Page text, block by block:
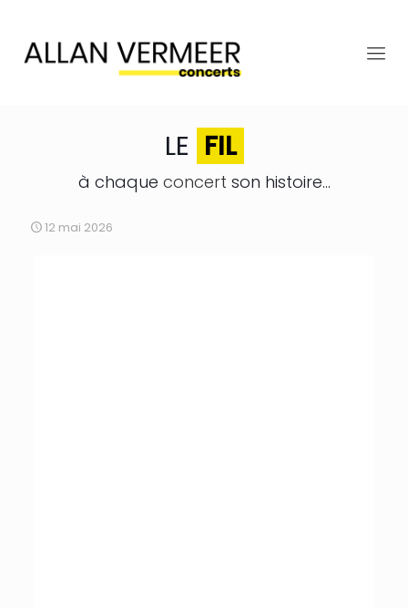
LE FIL
à chaque concert son histoire...
12 mai 2026